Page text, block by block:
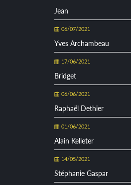
Jean
06/07/2021
Yves Archambeau
17/06/2021
Bridget
06/06/2021
Raphaël Dethier
01/06/2021
Alain Kelleter
14/05/2021
Stéphanie Gaspar